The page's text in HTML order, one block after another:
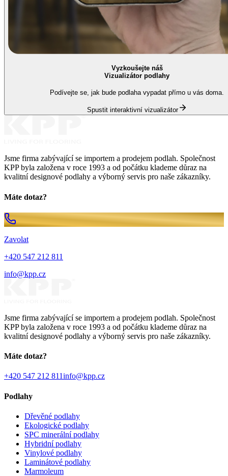
Vyzkoušejte náš
Vizualizátor podlahy
Podívejte se, jak bude podlaha vypadat přímo u vás doma.
Spustit interaktivní vizualizátor
Jsme firma zabývající se importem a prodejem podlah. Společnost
KPP byla založena v roce 1993 a od počátku klademe důraz na
kvalitní designové podlahy a výborný servis pro naše zákazníky.
Máte dotaz?
Zavolat
+420 547 212 811
info@kpp.cz
Jsme firma zabývající se importem a prodejem podlah. Společnost
KPP byla založena v roce 1993 a od počátku klademe důraz na
kvalitní designové podlahy a výborný servis pro naše zákazníky.
Máte dotaz?
+420 547 212 811info@kpp.cz
Podlahy
Dřevěné podlahy
Ekologické podlahy
SPC minerální podlahy
Hybridní podlahy
Vinylové podlahy
Laminátové podlahy
Marmoleum